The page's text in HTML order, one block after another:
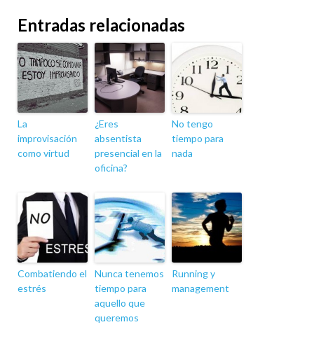
Entradas relacionadas
La
improvisación
como virtud
¿Eres
absentista
presencial en la
oficina?
No tengo
tiempo para
nada
Combatiendo el
estrés
Nunca tenemos
tiempo para
aquello que
queremos
Running y
management